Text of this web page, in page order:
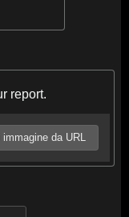
report.
immagine da URL